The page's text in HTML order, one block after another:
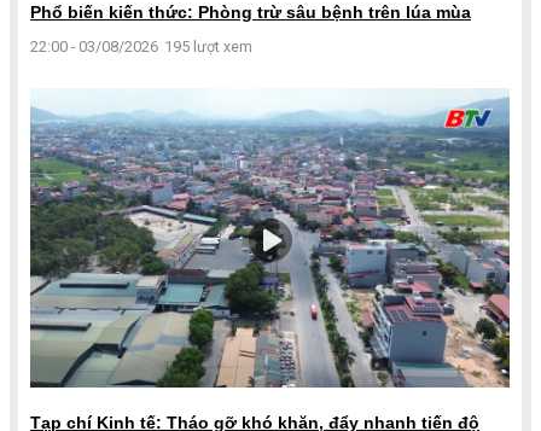
Phổ biến kiến thức: Phòng trừ sâu bệnh trên lúa mùa
22:00 - 03/08/2026 195 lượt xem
Tạp chí Kinh tế: Tháo gỡ khó khăn, đẩy nhanh tiến độ